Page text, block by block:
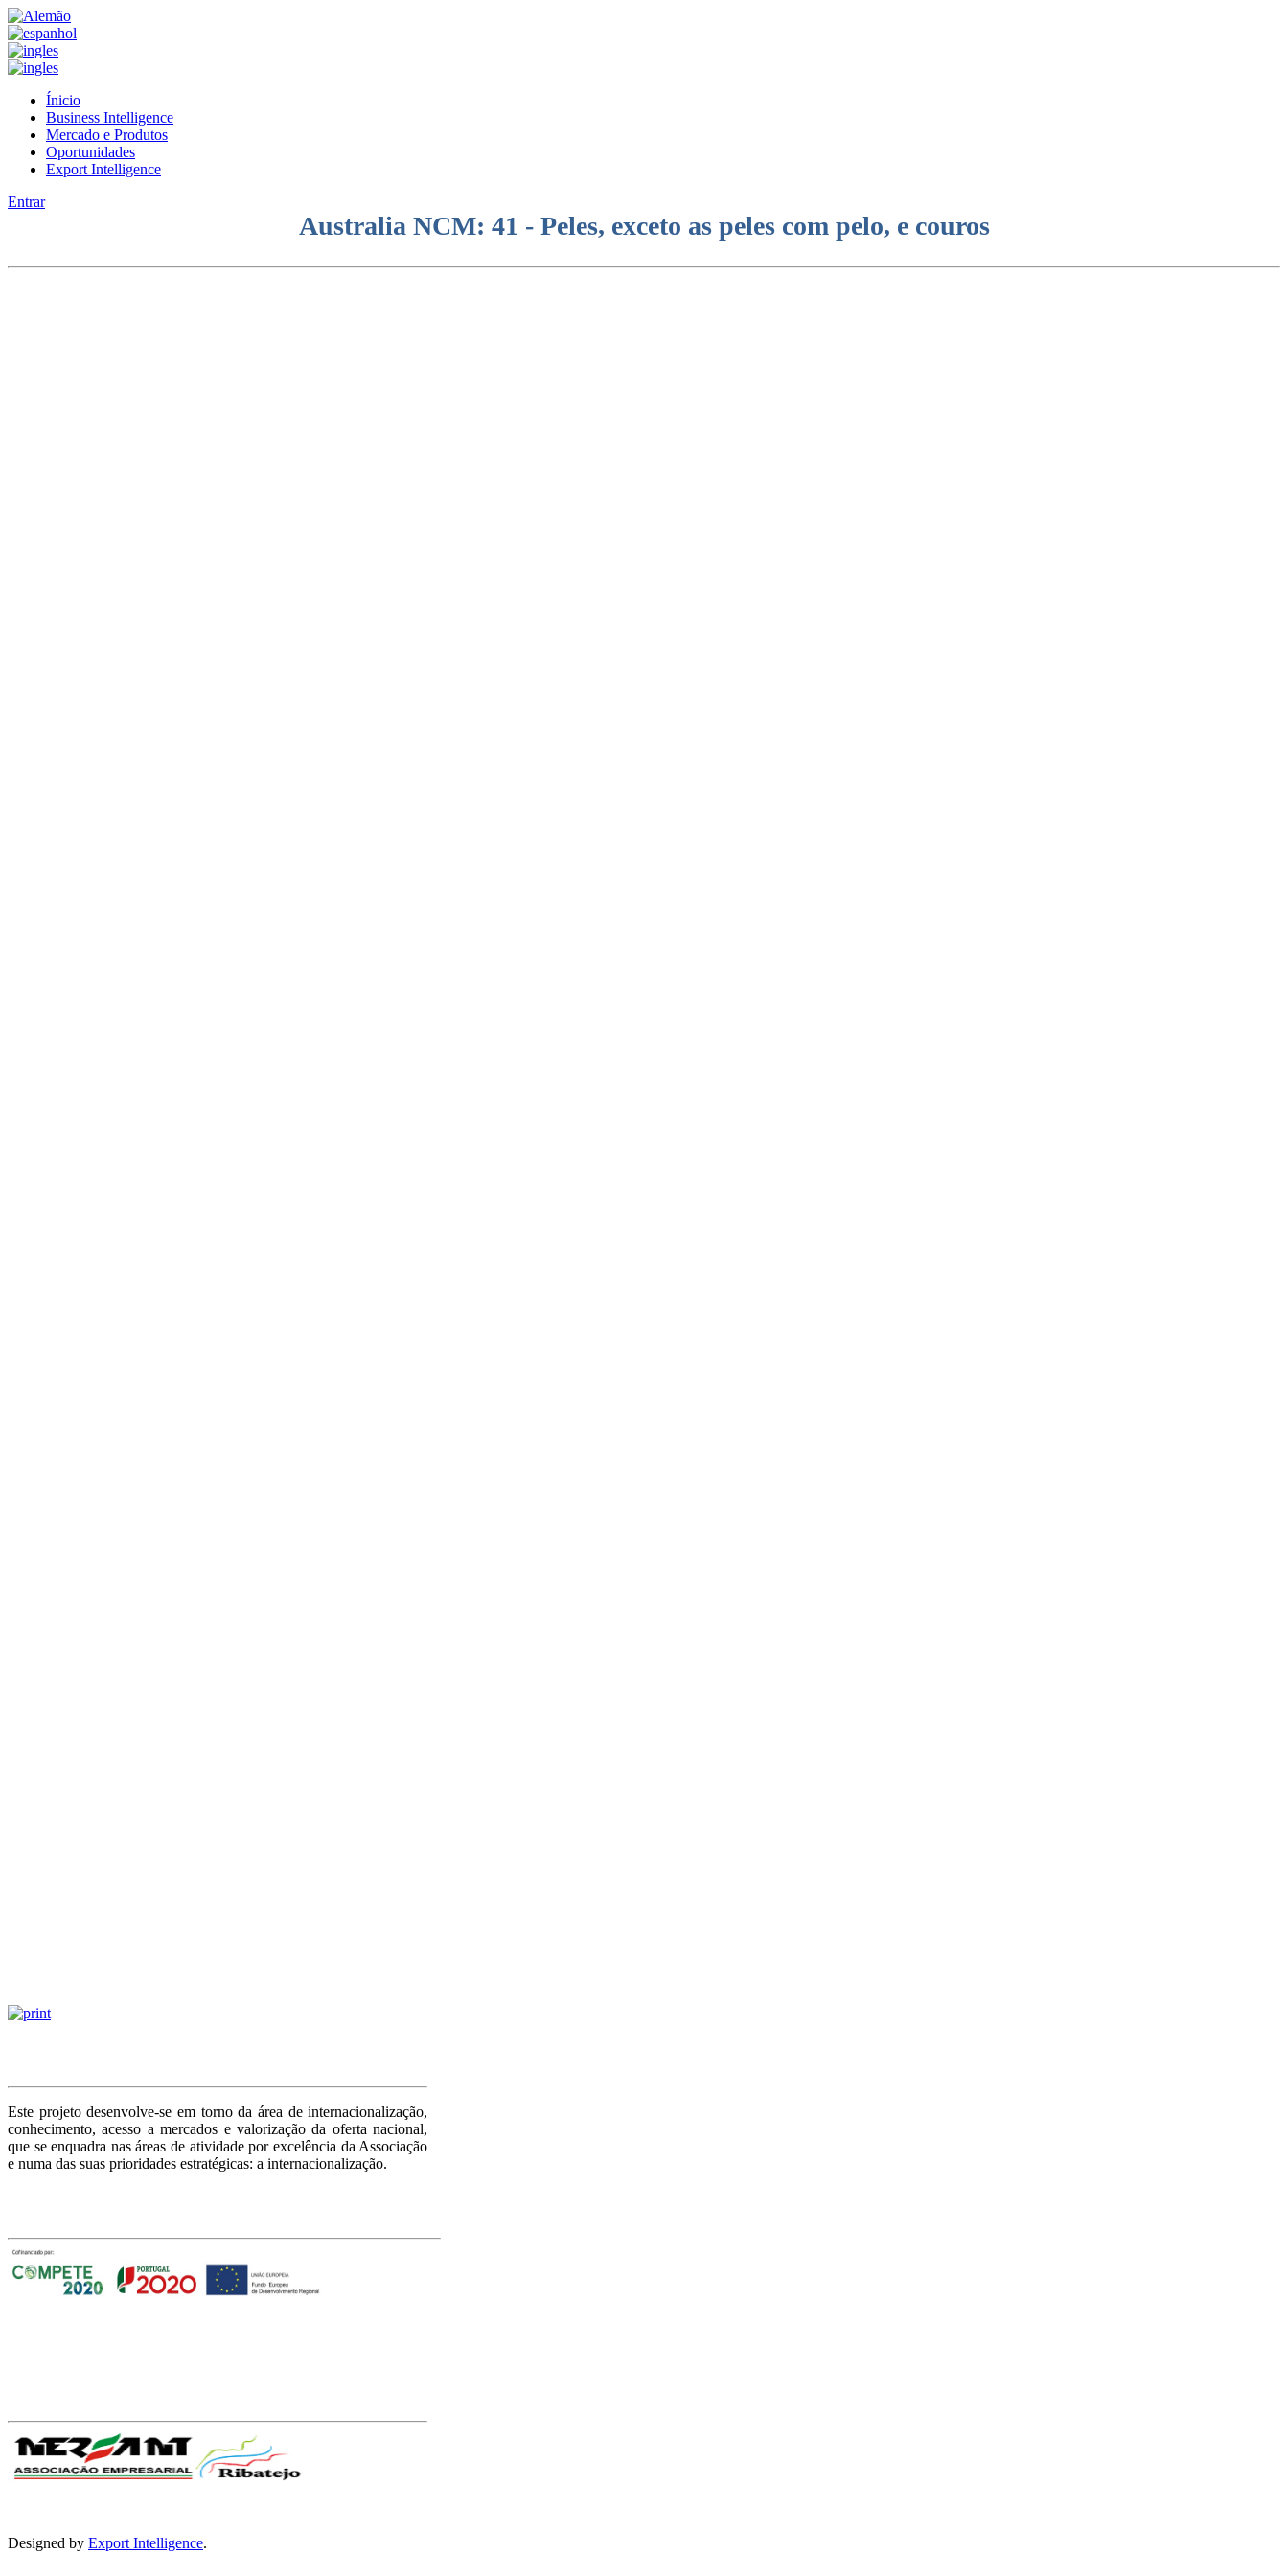
Ínicio
Business Intelligence
Mercado e Produtos
Oportunidades
Export Intelligence
Entrar
Australia NCM: 41 - Peles, exceto as peles com pelo, e couros
Este projeto desenvolve-se em torno da área de internacionalização,
conhecimento, acesso a mercados e valorização da oferta nacional,
que se enquadra nas áreas de atividade por excelência da Associação
e numa das suas prioridades estratégicas: a internacionalização.
Designed by Export Intelligence.